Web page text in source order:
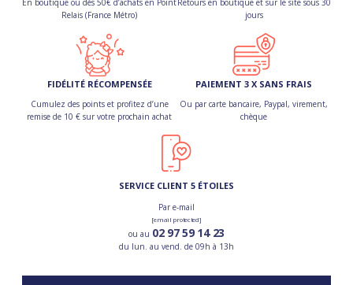
En boutique ou dès 50€ d’achats en Point
Relais (France Métro)
Retours en boutique et sur le site sous 30
jours
FIDÉLITÉ RÉCOMPENSÉE
Cumulez des points et profitez d’une
remise de 10 € sur votre prochain achat
PAIEMENT 3 X SANS FRAIS
Ou par carte bancaire, Paypal, virement,
chèque
SERVICE CLIENT 5 ÉTOILES
Par e-mail
[email protected]
ou au 02 97 59 14 23
du lun. au vend. de 09h à 13h